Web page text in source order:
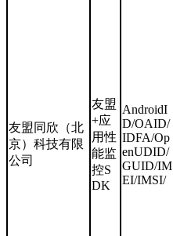
友盟同欣（北
京）科技有限
公司
友盟
+应
用性
能监
控S
DK
AndroidI
D/OAID/
IDFA/Op
enUDID/
GUID/IM
EI/IMSI/